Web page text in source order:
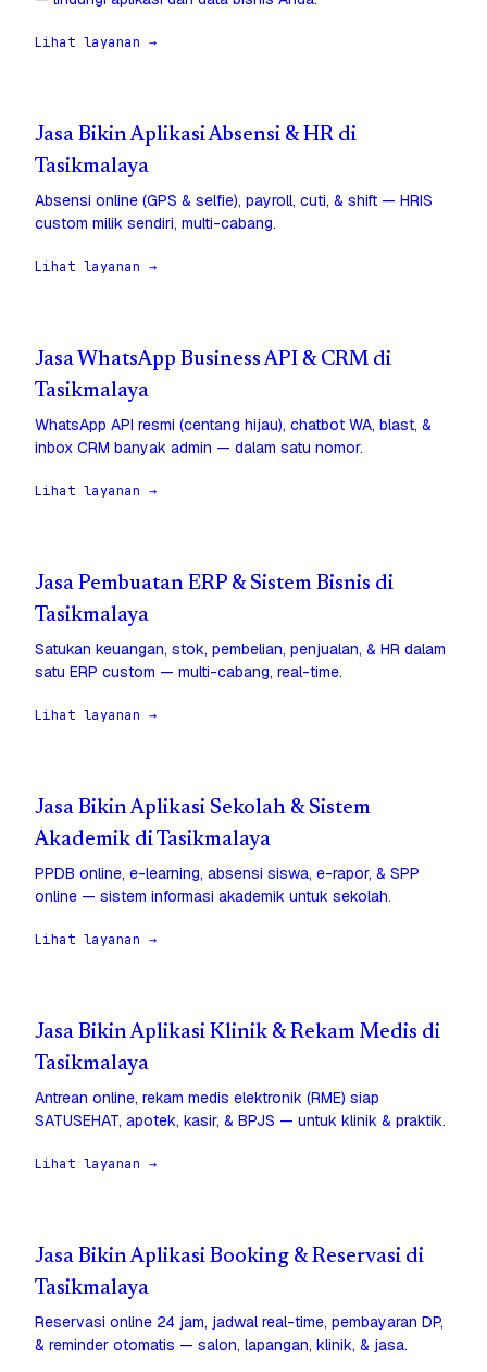
Lihat layanan →
Jasa Bikin Aplikasi Absensi & HR di
Tasikmalaya
Absensi online (GPS & selfie), payroll, cuti, & shift — HRIS
custom milik sendiri, multi-cabang.
Lihat layanan →
Jasa WhatsApp Business API & CRM di
Tasikmalaya
WhatsApp API resmi (centang hijau), chatbot WA, blast, &
inbox CRM banyak admin — dalam satu nomor.
Lihat layanan →
Jasa Pembuatan ERP & Sistem Bisnis di
Tasikmalaya
Satukan keuangan, stok, pembelian, penjualan, & HR dalam
satu ERP custom — multi-cabang, real-time.
Lihat layanan →
Jasa Bikin Aplikasi Sekolah & Sistem
Akademik di Tasikmalaya
PPDB online, e-learning, absensi siswa, e-rapor, & SPP
online — sistem informasi akademik untuk sekolah.
Lihat layanan →
Jasa Bikin Aplikasi Klinik & Rekam Medis di
Tasikmalaya
Antrean online, rekam medis elektronik (RME) siap
SATUSEHAT, apotek, kasir, & BPJS — untuk klinik & praktik.
Lihat layanan →
Jasa Bikin Aplikasi Booking & Reservasi di
Tasikmalaya
Reservasi online 24 jam, jadwal real-time, pembayaran DP,
& reminder otomatis — salon, lapangan, klinik, & jasa.